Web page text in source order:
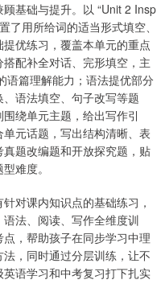
基础与提升。以 “Unit 2 Insp
了用所给词的适当形式填空、
优练习，覆盖本单元的重点
配补全对话、完形填空，主
语篇理解能力；语法提优部分
语法填空、句子改写等题
绕单元主题，给出写作引
元话题，写出结构清晰、表
题改编题和开放探究题，贴
难度。
对课内知识点的基础练习，
法、阅读、写作全维度训
，帮助孩子在同步学习中理
，同时通过分层训练，让不
语学习和中考复习打下扎实